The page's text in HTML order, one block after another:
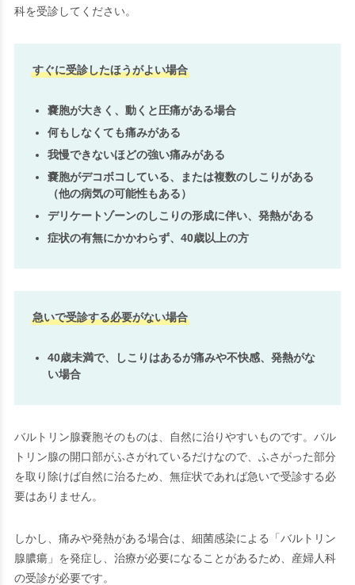
科を受診してください。
すぐに受診したほうがよい場合
嚢胞が大きく、動くと圧痛がある場合
何もしなくても痛みがある
我慢できないほどの強い痛みがある
嚢胞がデコボコしている、または複数のしこりがある
（他の病気の可能性もある）
デリケートゾーンのしこりの形成に伴い、発熱がある
症状の有無にかかわらず、40歳以上の方
急いで受診する必要がない場合
40歳未満で、しこりはあるが痛みや不快感、発熱がな
い場合
バルトリン腺嚢胞そのものは、自然に治りやすいものです。バル
トリン腺の開口部がふさがれているだけなので、ふさがった部分
を取り除けば自然に治るため、無症状であれば急いで受診する必
要はありません。
しかし、痛みや発熱がある場合は、細菌感染による「バルトリン
腺膿瘍」を発症し、治療が必要になることがあるため、産婦人科
の受診が必要です。